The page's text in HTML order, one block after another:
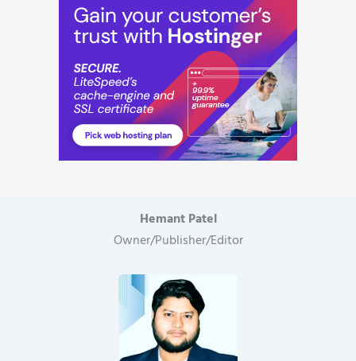
Hemant Patel
Owner/Publisher/Editor